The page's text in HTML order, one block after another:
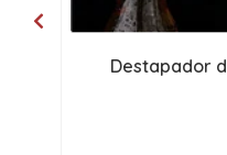
Destapador